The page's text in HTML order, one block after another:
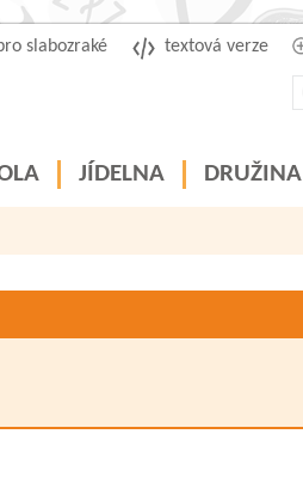
textová verze
slabozraké
JÍDELNA DRUŽINA